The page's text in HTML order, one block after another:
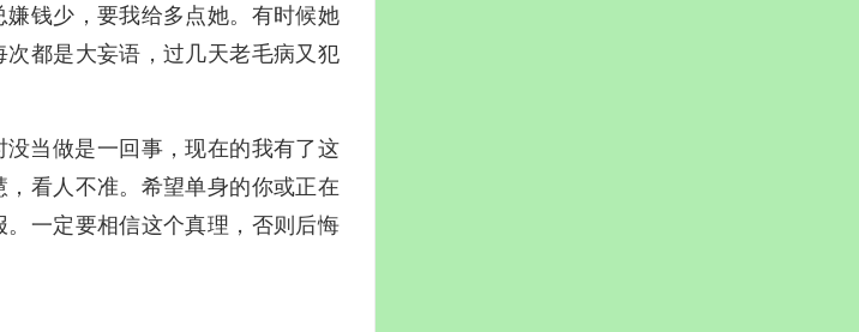
钱少，要我给多点她。有时候她
都是大妄语，过几天老毛病又犯
当做是一回事，现在的我有了这
看人不准。希望单身的你或正在
一定要相信这个真理，否则后悔